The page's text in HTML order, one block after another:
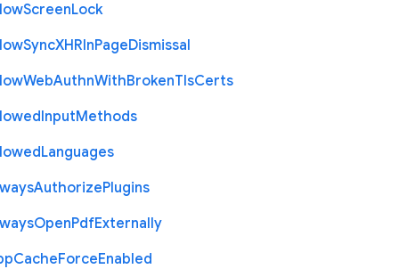
ScreenLock
SyncXHRInPageDismissal
WebAuthnWithBrokenTlsCerts
InputMethods
Languages
AuthorizePlugins
OpenPdfExternally
CacheForceEnabled